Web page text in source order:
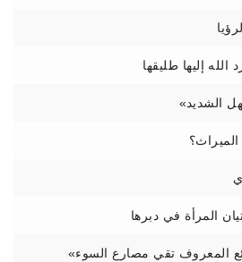
إليها طليقها
الشديد»
المرأة في دبرها
المعروف تقي مصارع السوء»